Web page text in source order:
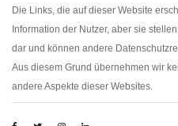
Die Links, die auf dieser Website
Information der Nutzer, aber sie
dar und können andere
Aus diesem Grund übernehmen wir
andere Aspekte dieser Websites.